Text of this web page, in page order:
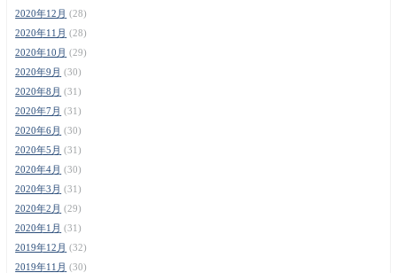
2020年12月 (28)
2020年11月 (28)
2020年10月 (29)
2020年9月 (30)
2020年8月 (31)
2020年7月 (31)
2020年6月 (30)
2020年5月 (31)
2020年4月 (30)
2020年3月 (31)
2020年2月 (29)
2020年1月 (31)
2019年12月 (32)
2019年11月 (30)